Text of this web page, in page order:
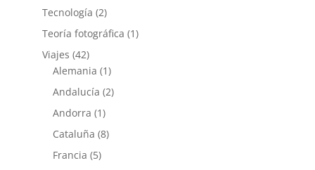
Tecnología (2)
Teoría fotográfica (1)
Viajes (42)
Alemania (1)
Andalucía (2)
Andorra (1)
Cataluña (8)
Francia (5)